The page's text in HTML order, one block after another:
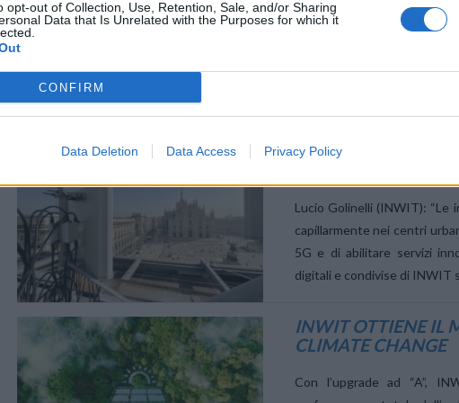
opt-out of Collection, Use, Retention, Sale, and/or Sharing
Data that Is Unrelated with the Purposes for which it
CONFIRM
Data Deletion Data Access Privacy Policy
VIEW POST
VIEW POST
VIEW POST
Finanziamento BEI per
infrastrutture digitali di
connettività. La Banca
un finanziamento da 350
INWIT: SOLUZIONI
Lucio Golinelli (INWIT):
capillarmente nei centri
5G e di abilitare servizi
digitali e condivise di INWIT
INWIT OTTIENE IL
CLIMATE CHANGE
Con l’upgrade ad “A”,